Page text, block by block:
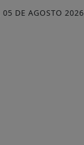
05 DE AGOSTO 2026